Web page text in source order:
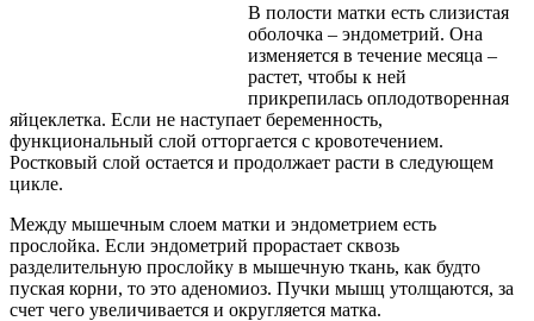
В полости матки есть слизистая
оболочка – эндометрий. Она
изменяется в течение месяца –
растет, чтобы к ней
прикрепилась оплодотворенная
яйцеклетка. Если не наступает беременность,
функциональный слой отторгается с кровотечением.
Ростковый слой остается и продолжает расти в следующем
цикле.
Между мышечным слоем матки и эндометрием есть
прослойка. Если эндометрий прорастает сквозь
разделительную прослойку в мышечную ткань, как будто
пуская корни, то это аденомиоз. Пучки мышц утолщаются, за
счет чего увеличивается и округляется матка.